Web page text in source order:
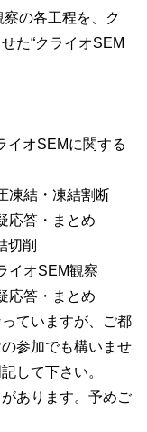
の各工程を、ク
た“クライオSEM
オSEMに関する
凍結割断
まとめ
削
観察
まとめ
ていますが、ご都
参加でも構いませ
して下さい。
あります。予めご